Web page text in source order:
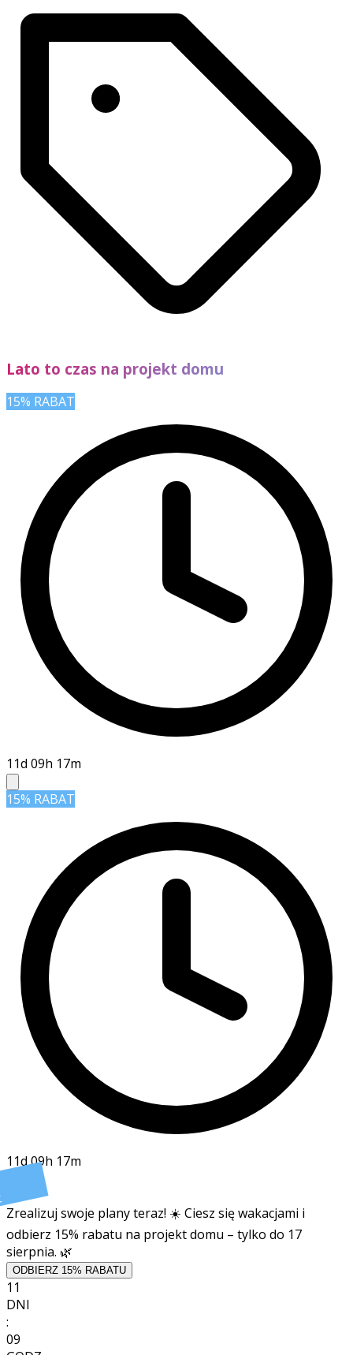
Lato to czas na projekt domu
15% RABAT
11d 09h 17m
15% RABAT
11d 09h 17m
Zrealizuj swoje plany teraz! ☀️ Ciesz się wakacjami i
odbierz 15% rabatu na projekt domu – tylko do 17
sierpnia. 🌿
ODBIERZ 15% RABATU
11
DNI
:
09